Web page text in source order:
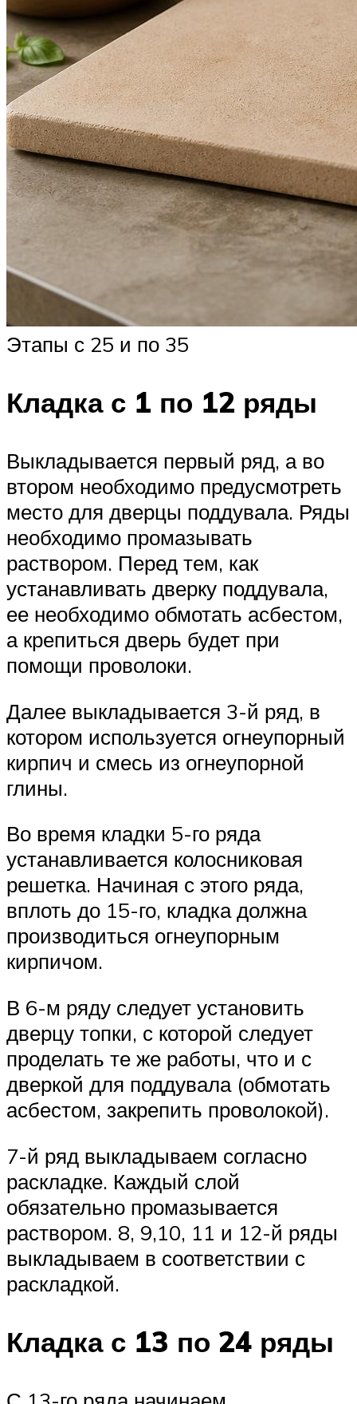
Этапы с 25 и по 35
Кладка с 1 по 12 ряды
Выкладывается первый ряд, а во
втором необходимо предусмотреть
место для дверцы поддувала. Ряды
необходимо промазывать
раствором. Перед тем, как
устанавливать дверку поддувала,
ее необходимо обмотать асбестом,
а крепиться дверь будет при
помощи проволоки.
Далее выкладывается 3-й ряд, в
котором используется огнеупорный
кирпич и смесь из огнеупорной
глины.
Во время кладки 5-го ряда
устанавливается колосниковая
решетка. Начиная с этого ряда,
вплоть до 15-го, кладка должна
производиться огнеупорным
кирпичом.
В 6-м ряду следует установить
дверцу топки, с которой следует
проделать те же работы, что и с
дверкой для поддувала (обмотать
асбестом, закрепить проволокой).
7-й ряд выкладываем согласно
раскладке. Каждый слой
обязательно промазывается
раствором. 8, 9,10, 11 и 12-й ряды
выкладываем в соответствии с
раскладкой.
Кладка с 13 по 24 ряды